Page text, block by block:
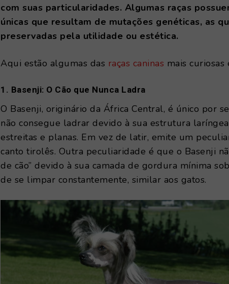
com suas particularidades. Algumas raças
únicas que resultam de mutações genéticas, as
preservadas pela utilidade ou estética.
Aqui estão algumas das raças caninas mais curiosas
1. Basenji: O Cão que Nunca Ladra
O Basenji, originário da África Central, é único por
não consegue ladrar devido à sua estrutura
estreitas e planas. Em vez de latir, emite um
canto tirolês. Outra peculiaridade é que o Basenji
de cão” devido à sua camada de gordura mínima
de se limpar constantemente, similar aos gatos.